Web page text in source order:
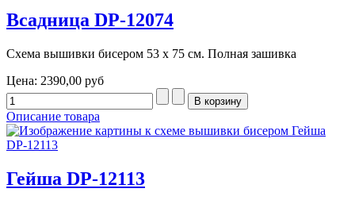
Всадница DP-12074
Схема вышивки бисером 53 х 75 см. Полная зашивка
Цена: 2390,00 руб
Описание товара
Гейша DP-12113